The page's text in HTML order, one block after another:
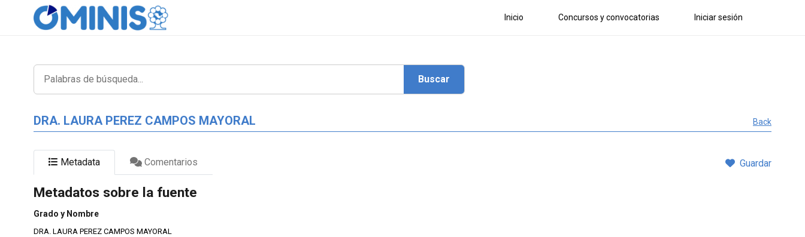
Inicio Concursos y convocatorias Iniciar sesión
DRA. LAURA PEREZ CAMPOS MAYORAL Back
Metadata Comentarios Guardar
Metadatos sobre la fuente
Grado y Nombre
DRA. LAURA PEREZ CAMPOS MAYORAL